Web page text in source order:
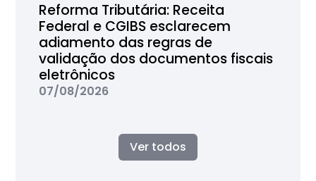
Reforma Tributária: Receita
Federal e CGIBS esclarecem
adiamento das regras de
validação dos documentos fiscais
eletrônicos
07/08/2026
Ver todos